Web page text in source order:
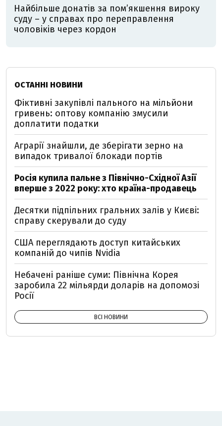
Найбільше донатів за пом’якшення вироку
суду – у справах про переправлення
чоловіків через кордон
ОСТАННІ НОВИНИ
Фіктивні закупівлі пального на мільйони
гривень: оптову компанію змусили
доплатити податки
Аграрії знайшли, де зберігати зерно на
випадок тривалої блокади портів
Росія купила пальне з Північно-Східної Азії
вперше з 2022 року: хто країна-продавець
Десятки підпільних гральних залів у Києві:
справу скерували до суду
США переглядають доступ китайських
компаній до чипів Nvidia
Небачені раніше суми: Північна Корея
заробила 22 мільярди доларів на допомозі
Росії
ВСІ НОВИНИ